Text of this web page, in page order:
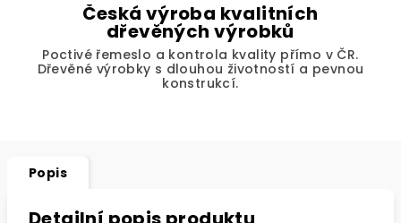
Česká výroba kvalitních
dřevěných výrobků
Poctivé řemeslo a kontrola kvality přímo v ČR.
Dřevěné výrobky s dlouhou životností a pevnou
konstrukcí.
Popis